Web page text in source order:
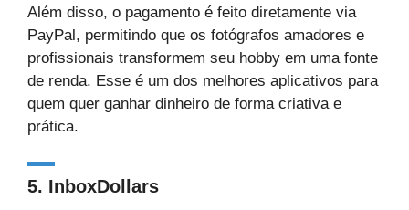
Além disso, o pagamento é feito diretamente via
PayPal, permitindo que os fotógrafos amadores e
profissionais transformem seu hobby em uma fonte
de renda. Esse é um dos melhores aplicativos para
quem quer ganhar dinheiro de forma criativa e
prática.
5. InboxDollars